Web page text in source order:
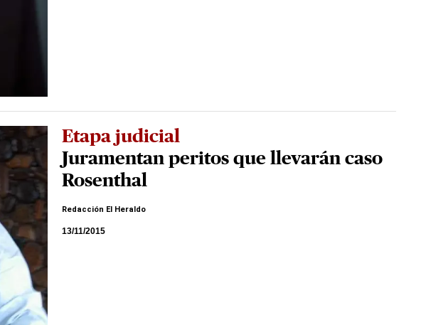
Etapa judicial
Juramentan peritos que llevarán caso
Rosenthal
Redacción El Heraldo
13/11/2015